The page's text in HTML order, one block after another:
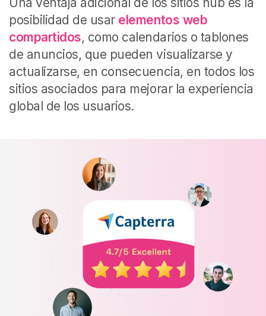
posibilidad de usar elementos web
compartidos, como calendarios o tablones
de anuncios, que pueden visualizarse y
actualizarse, en consecuencia, en todos los
sitios asociados para mejorar la experiencia
global de los usuarios.